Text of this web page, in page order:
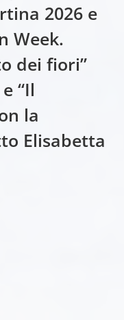
2026 e
Week.
dei fiori”
“Il
la
Elisabetta